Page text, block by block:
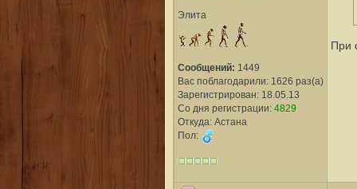
Элита
Сообщений: 1449
Вас поблагодарили: 1626 раз(а)
Зарегистрирован: 18.05.13
Со дня регистрации: 4829
Откуда: Астана
Пол:
При